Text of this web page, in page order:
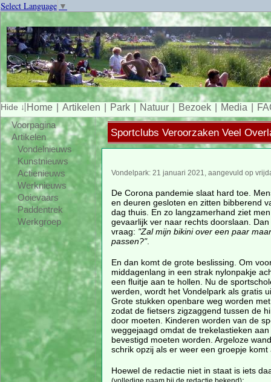
Select Language ▼
Home Artikelen Park Natuur Bezoek Media
Voorpagina
Artikelen
Vondelnieuws
Kunstnieuws
Actienieuws
Werknieuws
Ooievaars
Paddentrek
Werkgroep
Sportclubs Veroorzaken Veel
Vondelpark: 21 januari 2021, aangevuld op
De Corona pandemie slaat hard toe.
en deuren gesloten en zitten bibberend
dag thuis. En zo langzamerhand ziet
gevaarlijk ver naar rechts doorslaan.
vraag: "Zal mijn bikini over een paar
passen?".
En dan komt de grote beslissing. Om
middagenlang in een strak nylonpakje
een fluitje aan te hollen. Nu de
werden, wordt het Vondelpark als gratis
Grote stukken openbare weg worden
zodat de fietsers zigzaggend tussen de
door moeten. Kinderen worden van de
weggejaagd omdat de trekelastieken
bevestigd moeten worden. Argeloze
schrik opzij als er weer een groepje komt
Hoewel de redactie niet in staat is iets